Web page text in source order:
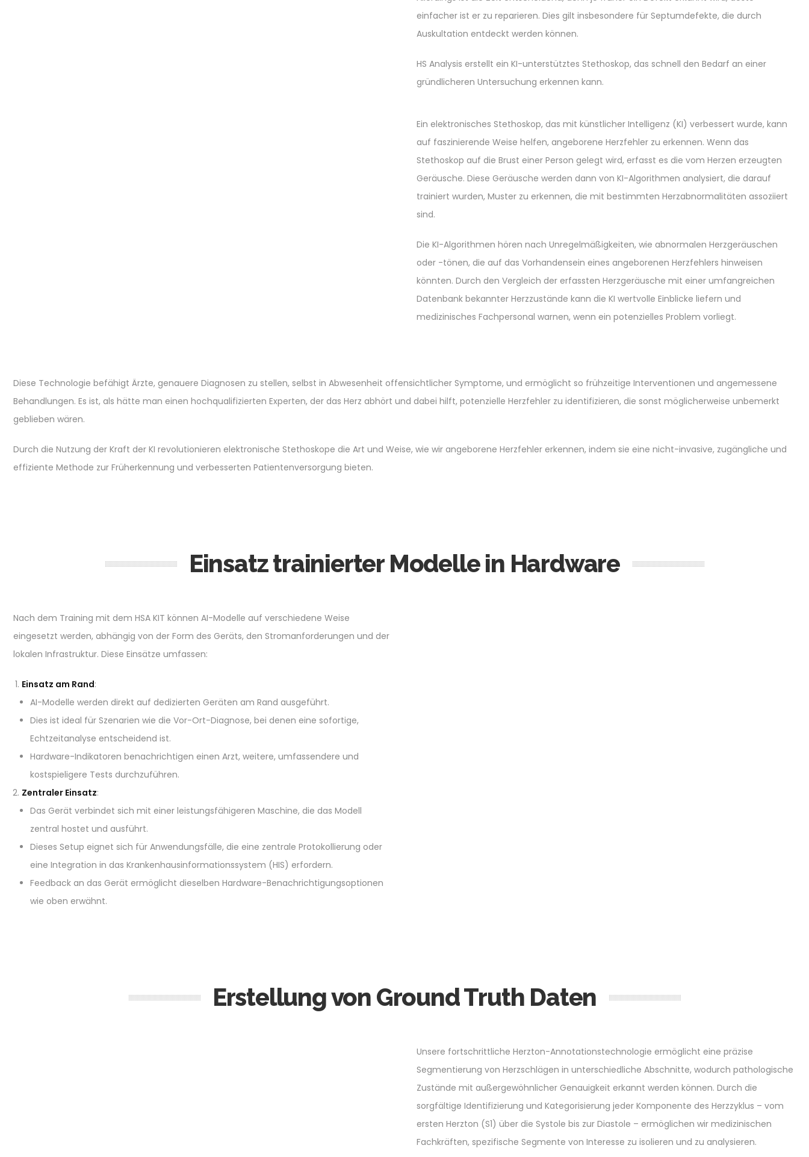
einfacher ist er zu reparieren. Dies gilt insbesondere für Septumdefekte, die durch
Auskultation entdeckt werden können.
HS Analysis erstellt ein KI-unterstütztes Stethoskop, das schnell den Bedarf an einer
gründlicheren Untersuchung erkennen kann.
Ein elektronisches Stethoskop, das mit künstlicher Intelligenz (KI) verbessert wurde, kann
auf faszinierende Weise helfen, angeborene Herzfehler zu erkennen. Wenn das
Stethoskop auf die Brust einer Person gelegt wird, erfasst es die vom Herzen erzeugten
Geräusche. Diese Geräusche werden dann von KI-Algorithmen analysiert, die darauf
trainiert wurden, Muster zu erkennen, die mit bestimmten Herzabnormalitäten assoziiert
sind.
Die KI-Algorithmen hören nach Unregelmäßigkeiten, wie abnormalen Herzgeräuschen
oder -tönen, die auf das Vorhandensein eines angeborenen Herzfehlers hinweisen
könnten. Durch den Vergleich der erfassten Herzgeräusche mit einer umfangreichen
Datenbank bekannter Herzzustände kann die KI wertvolle Einblicke liefern und
medizinisches Fachpersonal warnen, wenn ein potenzielles Problem vorliegt.
Diese Technologie befähigt Ärzte, genauere Diagnosen zu stellen, selbst in Abwesenheit offensichtlicher Symptome, und ermöglicht so frühzeitige Interventionen und angemessene
Behandlungen. Es ist, als hätte man einen hochqualifizierten Experten, der das Herz abhört und dabei hilft, potenzielle Herzfehler zu identifizieren, die sonst möglicherweise unbemerkt
geblieben wären.
Durch die Nutzung der Kraft der KI revolutionieren elektronische Stethoskope die Art und Weise, wie wir angeborene Herzfehler erkennen, indem sie eine nicht-invasive, zugängliche und
effiziente Methode zur Früherkennung und verbesserten Patientenversorgung bieten.
Einsatz trainierter Modelle in Hardware
Nach dem Training mit dem HSA KIT können AI-Modelle auf verschiedene Weise
eingesetzt werden, abhängig von der Form des Geräts, den Stromanforderungen und der
lokalen Infrastruktur. Diese Einsätze umfassen:
Einsatz am Rand:
AI-Modelle werden direkt auf dedizierten Geräten am Rand ausgeführt.
Dies ist ideal für Szenarien wie die Vor-Ort-Diagnose, bei denen eine sofortige,
Echtzeitanalyse entscheidend ist.
Hardware-Indikatoren benachrichtigen einen Arzt, weitere, umfassendere und
kostspieligere Tests durchzuführen.
Zentraler Einsatz:
Das Gerät verbindet sich mit einer leistungsfähigeren Maschine, die das Modell
zentral hostet und ausführt.
Dieses Setup eignet sich für Anwendungsfälle, die eine zentrale Protokollierung oder
eine Integration in das Krankenhausinformationssystem (HIS) erfordern.
Feedback an das Gerät ermöglicht dieselben Hardware-Benachrichtigungsoptionen
wie oben erwähnt.
Erstellung von Ground Truth Daten
Unsere fortschrittliche Herzton-Annotationstechnologie ermöglicht eine präzise
Segmentierung von Herzschlägen in unterschiedliche Abschnitte, wodurch pathologische
Zustände mit außergewöhnlicher Genauigkeit erkannt werden können. Durch die
sorgfältige Identifizierung und Kategorisierung jeder Komponente des Herzzyklus – vom
ersten Herzton (S1) über die Systole bis zur Diastole – ermöglichen wir medizinischen
Fachkräften, spezifische Segmente von Interesse zu isolieren und zu analysieren.